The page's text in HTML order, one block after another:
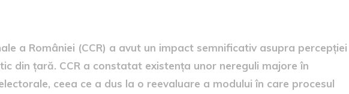
a României (CCR) a avut un impact semnificativ asupra percepției
din țară. CCR a constatat existența unor nereguli majore în
ceea ce a dus la o reevaluare a modului în care procesul